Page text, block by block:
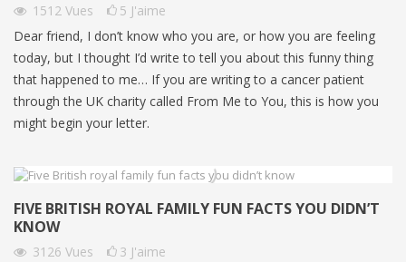
1512 Vues 5 J'aime
Dear friend, I don’t know who you are, or how you are feeling
today, but I thought I’d write to tell you about this funny thing
that happened to me… If you are writing to a cancer patient
through the UK charity called From Me to You, this is how you
might begin your letter.
FIVE BRITISH ROYAL FAMILY FUN FACTS YOU DIDN’T
KNOW
3126 Vues 3 J'aime